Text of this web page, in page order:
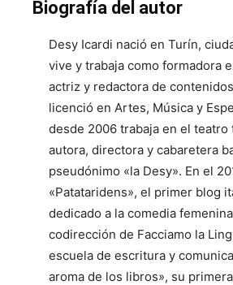
Biografía del autor
Desy Icardi nació en Turín,
vive y trabaja como formadora
actriz y redactora de
licenció en Artes, Música y
desde 2006 trabaja en el teatro
autora, directora y cabaretera
pseudónimo «la Desy». En el
«Patataridens», el primer blog
dedicado a la comedia
codirección de Facciamo la
escuela de escritura y
aroma de los libros», su